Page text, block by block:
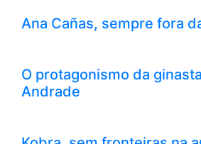
Ana Cañas, sempre fora
O protagonismo da
Andrade